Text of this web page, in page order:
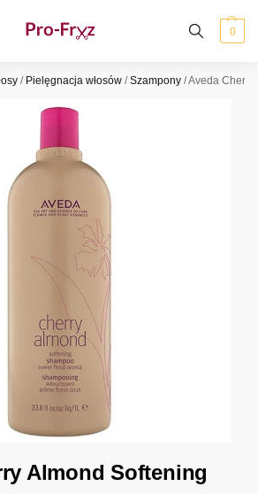
0
/ Pielęgnacja włosów /Szampony /Aveda Cherry
Almond Softening